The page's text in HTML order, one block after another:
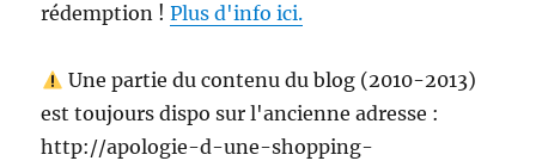
rédemption !Plus d'info ici.
Une partie du contenu du blog (2010-2013)
est toujours dispo sur l'ancienne adresse :
http://apologie-d-une-shopping-